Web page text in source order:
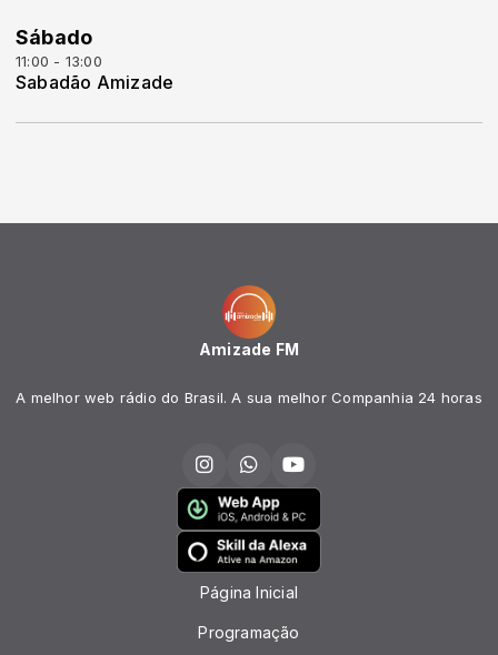
Sábado
11:00 - 13:00
Sabadão Amizade
Amizade FM
A melhor web rádio do Brasil. A sua melhor Companhia 24 horas
Página Inicial
Programação